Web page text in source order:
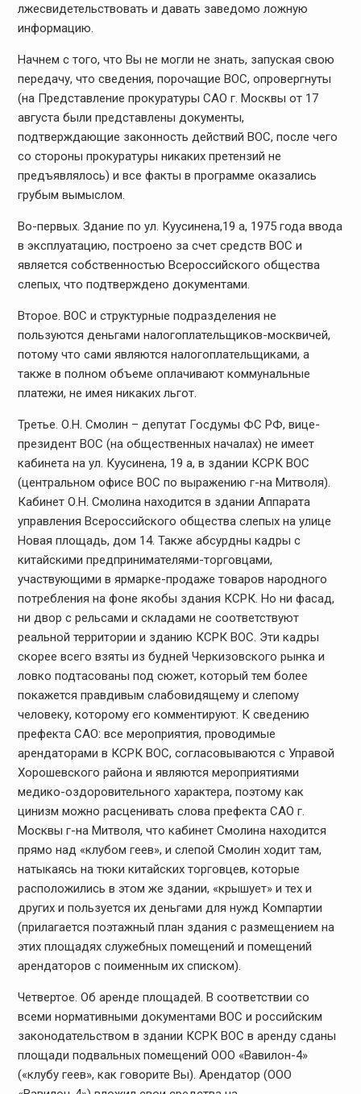
лжесвидетельствовать и давать заведомо ложную
информацию.
Начнем с того, что Вы не могли не знать, запуская свою
передачу, что сведения, порочащие ВОС, опровергнуты
(на Представление прокуратуры САО г. Москвы от 17
августа были представлены документы,
подтверждающие законность действий ВОС, после чего
со стороны прокуратуры никаких претензий не
предъявлялось) и все факты в программе оказались
грубым вымыслом.
Во-первых. Здание по ул. Куусинена,19 а, 1975 года ввода
в эксплуатацию, построено за счет средств ВОС и
является собственностью Всероссийского общества
слепых, что подтверждено документами.
Второе. ВОС и структурные подразделения не
пользуются деньгами налогоплательщиков-москвичей,
потому что сами являются налогоплательщиками, а
также в полном объеме оплачивают коммунальные
платежи, не имея никаких льгот.
Третье. О.Н. Смолин – депутат Госдумы ФС РФ, вице-
президент ВОС (на общественных началах) не имеет
кабинета на ул. Куусинена, 19 а, в здании КСРК ВОС
(центральном офисе ВОС по выражению г-на Митволя).
Кабинет О.Н. Смолина находится в здании Аппарата
управления Всероссийского общества слепых на улице
Новая площадь, дом 14. Также абсурдны кадры с
китайскими предпринимателями-торговцами,
участвующими в ярмарке-продаже товаров народного
потребления на фоне якобы здания КСРК. Но ни фасад,
ни двор с рельсами и складами не соответствуют
реальной территории и зданию КСРК ВОС. Эти кадры
скорее всего взяты из будней Черкизовского рынка и
ловко подтасованы под сюжет, который тем более
покажется правдивым слабовидящему и слепому
человеку, которому его комментируют. К сведению
префекта САО: все мероприятия, проводимые
арендаторами в КСРК ВОС, согласовываются с Управой
Хорошевского района и являются мероприятиями
медико-оздоровительного характера, поэтому как
цинизм можно расценивать слова префекта САО г.
Москвы г-на Митволя, что кабинет Смолина находится
прямо над «клубом геев», и слепой Смолин ходит там,
натыкаясь на тюки китайских торговцев, которые
расположились в этом же здании, «крышует» и тех и
других и пользуется их деньгами для нужд Компартии
(прилагается поэтажный план здания с размещением на
этих площадях служебных помещений и помещений
арендаторов с поименным их списком).
Четвертое. Об аренде площадей. В соответствии со
всеми нормативными документами ВОС и российским
законодательством в здании КСРК ВОС в аренду сданы
площади подвальных помещений ООО «Вавилон-4»
(«клубу геев», как говорите Вы). Арендатор (ООО